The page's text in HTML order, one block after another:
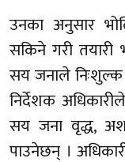
उनका अनुसार
सकिने गरी
सय जनाले
निर्देशक
सय जना वृद्ध,
पाउनेछन् ।